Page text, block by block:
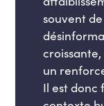
souvent
un
Il est donc